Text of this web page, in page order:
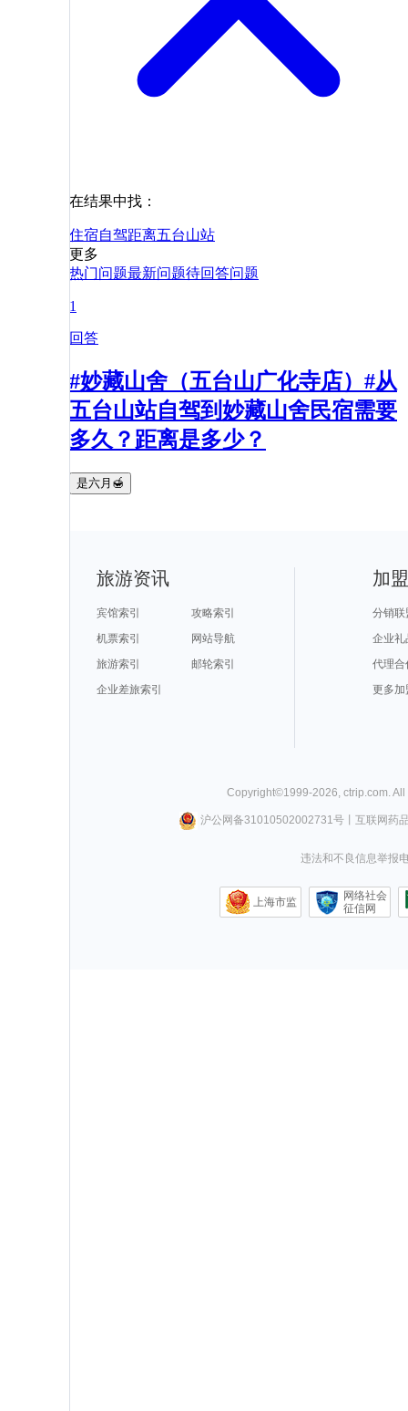
在结果中找：
住宿自驾距离五台山站
更多
热门问题最新问题待回答问题
1
回答
#妙藏山舍（五台山广化寺店）#从
五台山站自驾到妙藏山舍民宿需要
多久？距离是多少？
是六月🍯
旅游资讯
宾馆索引
攻略索引
机票索引
网站导航
旅游索引
邮轮索引
企业差旅索引
加
分销联
企业礼
代理合
更多加
Copyright©1999-2026 ctrip.com .
沪公网备31010502002731号丨 互联网药
违法和不良信息举报
上海市监
网络社会
征信网